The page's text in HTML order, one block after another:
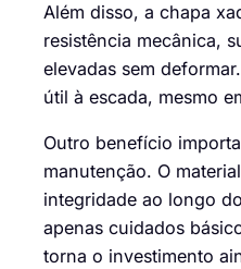
Além disso, a chapa
resistência mecânica,
elevadas sem
útil à escada, mesmo
Outro benefício
manutenção. O
integridade ao longo
apenas cuidados
torna o investimento